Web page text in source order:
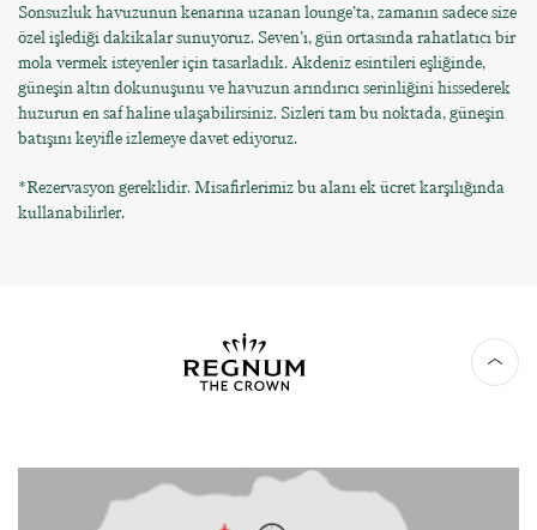
Sonsuzluk havuzunun kenarına uzanan lounge’ta, zamanın sadece size
özel işlediği dakikalar sunuyoruz. Seven’ı, gün ortasında rahatlatıcı bir
mola vermek isteyenler için tasarladık. Akdeniz esintileri eşliğinde,
güneşin altın dokunuşunu ve havuzun arındırıcı serinliğini hissederek
huzurun en saf haline ulaşabilirsiniz. Sizleri tam bu noktada, güneşin
batışını keyifle izlemeye davet ediyoruz.
*Rezervasyon gereklidir. Misafirlerimiz bu alanı ek ücret karşılığında
kullanabilirler.